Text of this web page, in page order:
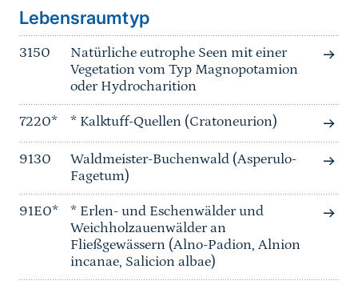
Lebensraumtyp
3150
Natürliche eutrophe Seen mit einer
Vegetation vom Typ Magnopotamion
oder Hydrocharition
7220* * Kalktuff-Quellen (Cratoneurion)
9130
Waldmeister-Buchenwald (Asperulo-
Fagetum)
91E0*
* Erlen- und Eschenwälder und
Weichholzauenwälder an
Fließgewässern (Alno-Padion, Alnion
incanae, Salicion albae)